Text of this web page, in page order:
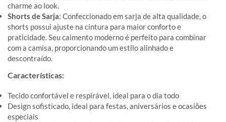
charme ao look.
Shorts de Sarja: Confeccionado em sarja de alta qualidade, o
shorts possui ajuste na cintura para maior conforto e
praticidade. Seu caimento moderno é perfeito para combinar
com a camisa, proporcionando um estilo alinhado e
descontraído.
Características:
Tecido confortável e respirável, ideal para o dia todo
Design sofisticado, ideal para festas, aniversários e ocasiões
especiais